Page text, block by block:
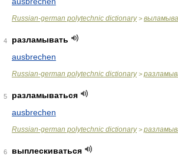
Russian-german polytechnic dictionary>
4
разламывать
ausbrechen
Russian-german polytechnic dictionary>
5
разламываться
ausbrechen
Russian-german polytechnic dictionary>
6
выплескиваться